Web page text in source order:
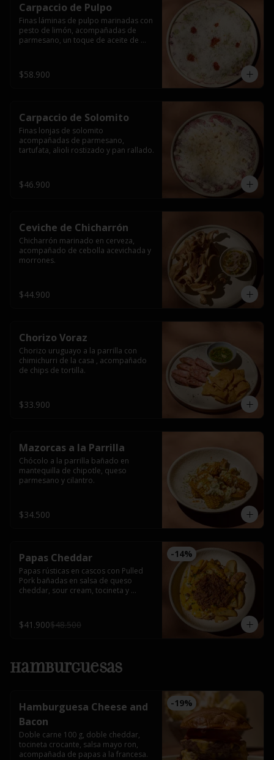
Carpaccio de Pulpo
Finas láminas de pulpo marinadas con
pesto de limón, acompañadas de
parmesano, un toque de aceite de
$58.900
Carpaccio de Solomito
Finas lonjas de solomito
acompañadas de parmesano,
tartufata, alioli rostizado y pan rallado.
$46.900
Ceviche de Chicharrón
Chicharrón marinado en cerveza,
acompañado de cebolla acevichada y
morrones.
$44.900
Chorizo Voraz
Chorizo uruguayo a la parrilla con
chimichurri de la casa , acompañado
de chips de tortilla.
$33.900
Mazorcas a la Parrilla
Chócolo a la parrilla bañado en
mantequilla de chipotle, queso
parmesano y cilantro.
$34.500
-14%
Papas Cheddar
Papas rústicas en cascos con Pulled
Pork bañadas en salsa de queso
cheddar, sour cream, tocineta y
$41.900$48.500
Hamburguesas
-19%
Hamburguesa Cheese and
Bacon
Doble carne 100 g, doble cheddar,
tocineta crocante, salsa mayo ron,
acompañada de papas a la francesa.